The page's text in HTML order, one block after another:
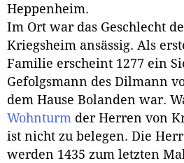
Heppenheim.
Im Ort war das Geschlecht
Kriegsheim ansässig. Als
Familie erscheint 1277 ein
Gefolgsmann des Dilmann
dem Hause Bolanden war.
Wohnturm der Herren von
ist nicht zu belegen. Die
werden 1435 zum letzten